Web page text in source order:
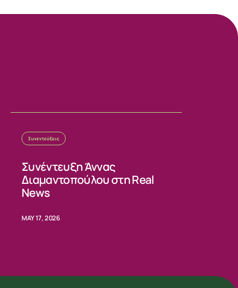
Συνεντεύξεις
Συνέντευξη Άννας
Διαμαντοπούλου στη Real
News
MAY 17, 2026